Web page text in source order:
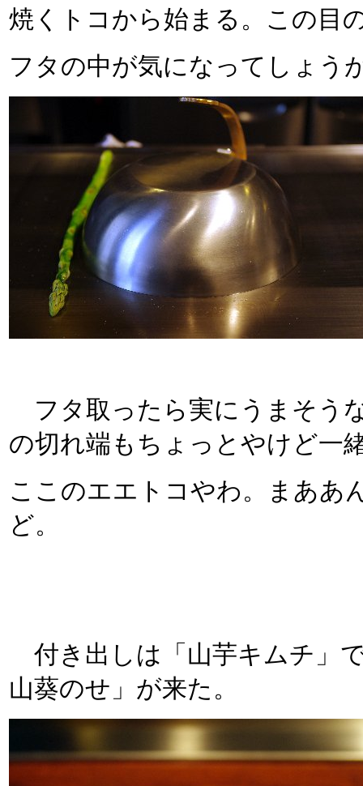
焼くトコから始まる。この目
フタの中が気になってしょう
フタ取ったら実にうまそう
の切れ端もちょっとやけど一
ここのエエトコやわ。まああ
ど。
付き出しは「山芋キムチ」
山葵のせ」が来た。